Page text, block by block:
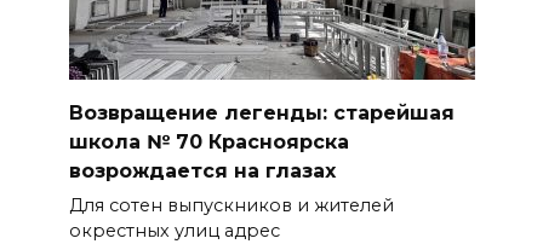
Возвращение легенды: старейшая
школа № 70 Красноярска
возрождается на глазах
Для сотен выпускников и жителей
окрестных улиц адрес